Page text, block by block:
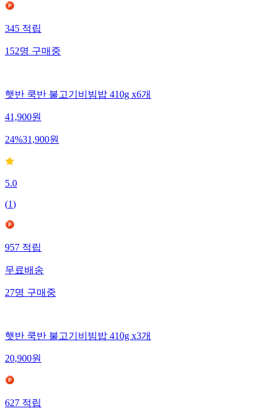
345적립
152명구매중
햇반 쿡반 불고기비빔밥 410g x6개
41,900원
24%31,900원
5.0
(1)
957적립
무료배송
27명구매중
햇반 쿡반 불고기비빔밥 410g x3개
20,900원
627적립